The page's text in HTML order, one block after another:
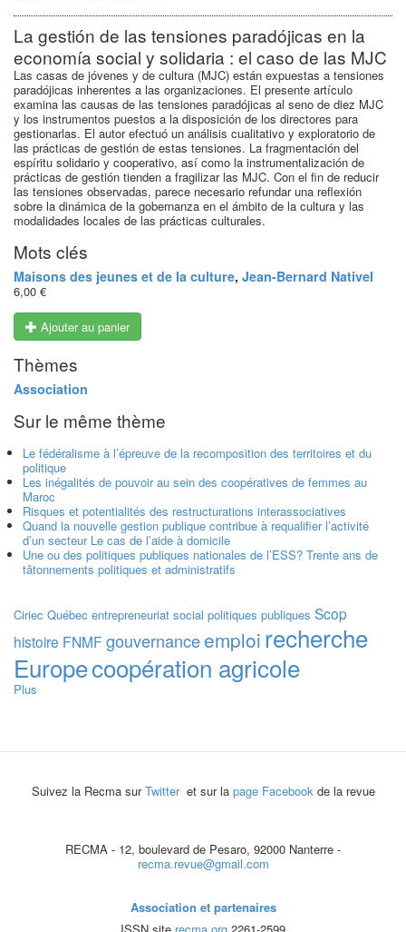
La gestión de las tensiones paradójicas en la
economía social y solidaria : el caso de las MJC
Las casas de jóvenes y de cultura (MJC) están expuestas a tensiones
paradójicas inherentes a las organizaciones. El presente artículo
examina las causas de las tensiones paradójicas al seno de diez MJC
y los instrumentos puestos a la disposición de los directores para
gestionarlas. El autor efectuó un análisis cualitativo y exploratorio de
las prácticas de gestión de estas tensiones. La fragmentación del
espíritu solidario y cooperativo, así como la instrumentalización de
prácticas de gestión tienden a fragilizar las MJC. Con el fin de reducir
las tensiones observadas, parece necesario refundar una reflexión
sobre la dinámica de la gobernanza en el ámbito de la cultura y las
modalidades locales de las prácticas culturales.
Mots clés
Maisons des jeunes et de la culture, Jean-Bernard Nativel
6,00 €
Ajouter au panier
Thèmes
Association
Sur le même thème
Le fédéralisme à l’épreuve de la recomposition des territoires et du
politique
Les inégalités de pouvoir au sein des coopératives de femmes au
Maroc
Risques et potentialités des restructurations interassociatives
Quand la nouvelle gestion publique contribue à requalifier l’activité
d’un secteur Le cas de l’aide à domicile
Une ou des politiques publiques nationales de l’ESS? Trente ans de
tâtonnements politiques et administratifs
Ciriec Québec entrepreneuriat social politiques publiques Scop
histoire FNMF gouvernanceemploi recherche
Europecoopération agricole
Plus
Suivez la Recma surTwitter et sur la page Facebookde la revue
RECMA - 12, boulevard de Pesaro, 92000 Nanterre -
recma.revue@gmail.com
Association et partenaires